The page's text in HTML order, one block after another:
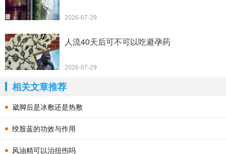
2026-07-29
人流40天后可不可以吃避孕药
2026-07-29
相关文章推荐
崴脚后是冰敷还是热敷
绞股蓝的功效与作用
风油精可以治扭伤吗